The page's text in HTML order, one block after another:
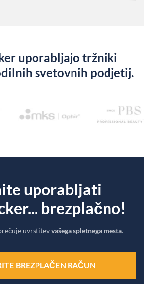
uporabljajo tržniki
svetovnih podjetij.
uporabljati
brezplačno!
uvrstitevvašega spletnega mesta.
BREZPLAČEN RAČUN